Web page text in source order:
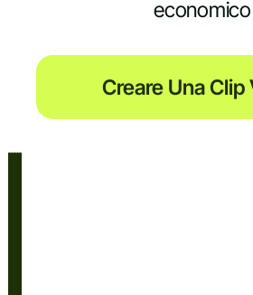
economico
Creare Una Clip